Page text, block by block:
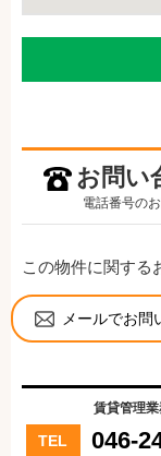
お問い
電話番号の
この物件に関する
メールでお問
賃貸管理業
TEL 046-